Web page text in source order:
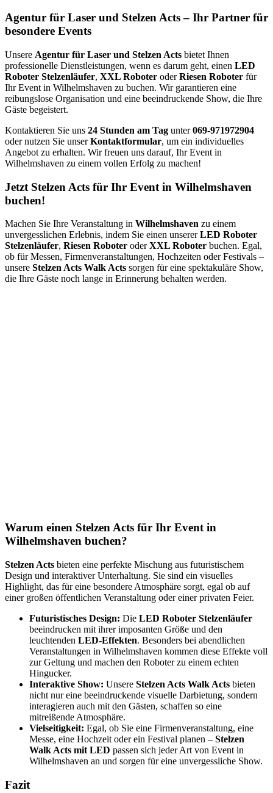
Agentur für Laser und Stelzen Acts – Ihr Partner für
besondere Events
Unsere Agentur für Laser und Stelzen Acts bietet Ihnen
professionelle Dienstleistungen, wenn es darum geht, einen LED
Roboter Stelzenläufer, XXL Roboter oderRiesen Roboter für
Ihr Event in Wilhelmshaven zu buchen. Wir garantieren eine
reibungslose Organisation und eine beeindruckende Show, die Ihre
Gäste begeistert.
Kontaktieren Sie uns 24 Stunden am Tag unter069-971972904
oder nutzen Sie unserKontaktformular, um ein individuelles
Angebot zu erhalten. Wir freuen uns darauf, Ihr Event in
Wilhelmshaven zu einem vollen Erfolg zu machen!
Jetzt Stelzen Acts für Ihr Event in Wilhelmshaven
buchen!
Machen Sie Ihre Veranstaltung in Wilhelmshaven zu einem
unvergesslichen Erlebnis, indem Sie einen unsererLED Roboter
Stelzenläufer, Riesen Roboter oderXXL Roboter buchen. Egal,
ob für Messen, Firmenveranstaltungen, Hochzeiten oder Festivals –
unsere Stelzen Acts Walk Acts sorgen für eine spektakuläre Show,
die Ihre Gäste noch lange in Erinnerung behalten werden.
Warum einen Stelzen Acts für Ihr Event in
Wilhelmshaven buchen?
Stelzen Acts bieten eine perfekte Mischung aus futuristischem
Design und interaktiver Unterhaltung. Sie sind ein visuelles
Highlight, das für eine besondere Atmosphäre sorgt, egal ob auf
einer großen öffentlichen Veranstaltung oder einer privaten Feier.
Futuristisches Design: Die LED Roboter Stelzenläufer
beeindrucken mit ihrer imposanten Größe und den
leuchtenden LED-Effekten. Besonders bei abendlichen
Veranstaltungen in Wilhelmshaven kommen diese Effekte voll
zur Geltung und machen den Roboter zu einem echten
Hingucker.
Interaktive Show: Unsere Stelzen Acts Walk Acts bieten
nicht nur eine beeindruckende visuelle Darbietung, sondern
interagieren auch mit den Gästen, schaffen so eine
mitreißende Atmosphäre.
Vielseitigkeit: Egal, ob Sie eine Firmenveranstaltung, eine
Messe, eine Hochzeit oder ein Festival planen – Stelzen
Walk Acts mit LED passen sich jeder Art von Event in
Wilhelmshaven an und sorgen für eine unvergessliche Show.
Fazit